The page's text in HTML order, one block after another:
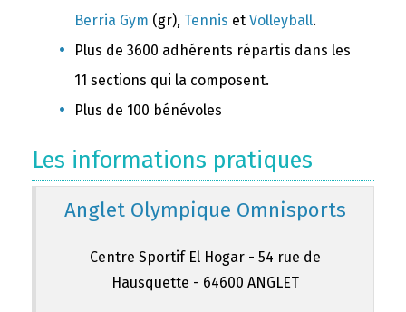
Berria Gym (gr), Tennis et Volleyball.
Plus de 3600 adhérents répartis dans les
11 sections qui la composent.
Plus de 100 bénévoles
Les informations pratiques
Anglet Olympique Omnisports
Centre Sportif El Hogar - 54 rue de
Hausquette - 64600 ANGLET